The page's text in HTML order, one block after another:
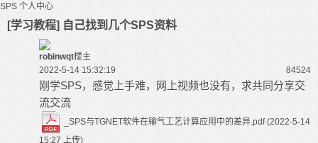
SPS 个人中心
[学习教程] 自己找到几个SPS资料
robinwqt楼主
2022-5-14 15:32:19
84524
刚学SPS，感觉上手难，网上视频也没有，求共同分享交
流交流
_SPS与TGNET软件在输气工艺计算应用中的差异.pdf (2022-5-14
15:27 上传)